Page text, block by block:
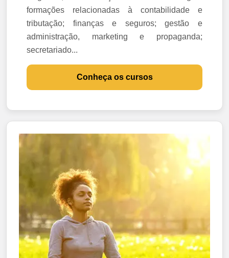
formações relacionadas à contabilidade e
tributação; finanças e seguros; gestão e
administração, marketing e propaganda;
secretariado...
Conheça os cursos